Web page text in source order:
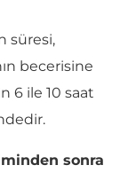
süresi,
becerisine
6 ile 10 saat
sonra